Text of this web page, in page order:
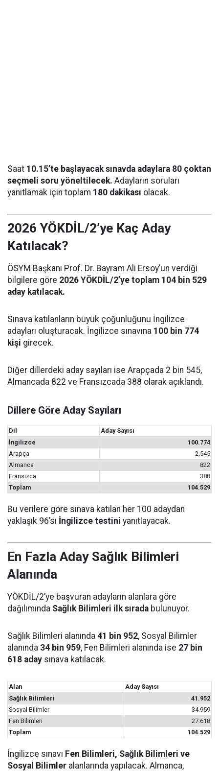
Saat 10.15’te başlayacak sınavda adaylara 80 çoktan
seçmeli soru yöneltilecek. Adayların soruları
yanıtlamak için toplam 180 dakikası olacak.
2026 YÖKDİL/2’ye Kaç Aday
Katılacak?
ÖSYM Başkanı Prof. Dr. Bayram Ali Ersoy’un verdiği
bilgilere göre 2026 YÖKDİL/2’ye toplam 104 bin 529
aday katılacak.
Sınava katılanların büyük çoğunluğunu İngilizce
adayları oluşturacak. İngilizce sınavına 100 bin 774
kişi girecek.
Diğer dillerdeki aday sayıları ise Arapçada 2 bin 545,
Almancada 822 ve Fransızcada 388 olarak açıklandı.
Dillere Göre Aday Sayıları
Dil
Aday Sayısı
İngilizce
100.774
Arapça
2.545
Almanca
822
Fransızca
388
Toplam
104.529
Bu verilere göre sınava katılan her 100 adaydan
yaklaşık 96’sı İngilizce testini yanıtlayacak.
En Fazla Aday Sağlık Bilimleri
Alanında
YÖKDİL/2’ye başvuran adayların alanlara göre
dağılımında Sağlık Bilimleri ilk sırada bulunuyor.
Sağlık Bilimleri alanında 41 bin 952, Sosyal Bilimler
alanında 34 bin 959, Fen Bilimleri alanında ise 27 bin
618 aday sınava katılacak.
Alan
Aday Sayısı
Sağlık Bilimleri
41.952
Sosyal Bilimler
34.959
Fen Bilimleri
27.618
Toplam
104.529
İngilizce sınavı Fen Bilimleri, Sağlık Bilimleri ve
Sosyal Bilimler alanlarında yapılacak. Almanca,